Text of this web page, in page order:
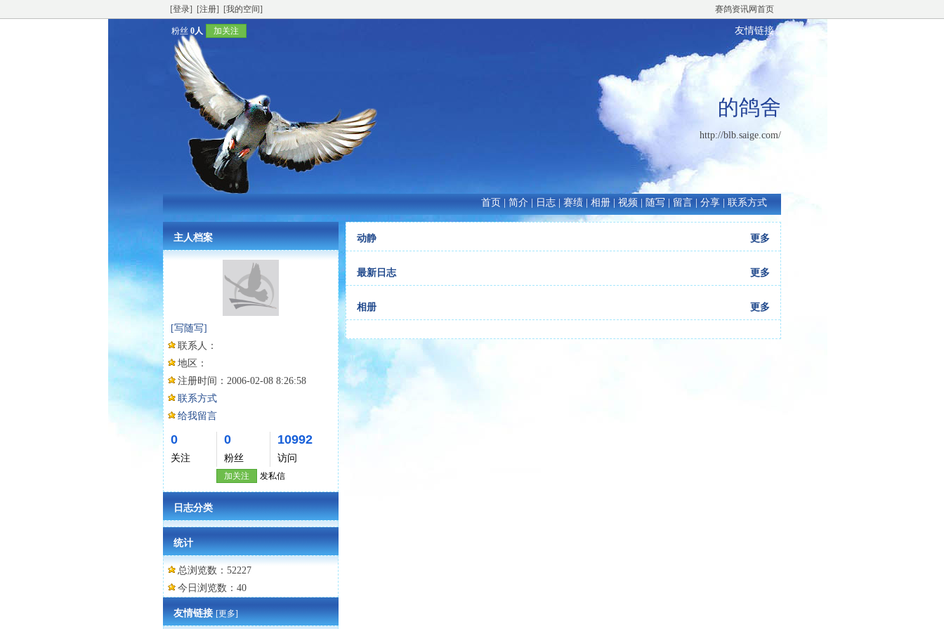
[登录] [注册] [我的空间] 赛鸽资讯网首页
粉丝 0人 加关注 友情链接
的鸽舍
http://blb.saige.com/
首页 简介 日志 赛绩 相册 视频 随写 留言 分享 联系方式
主人档案
[写随写]
联系人：
地区：
注册时间： 2006-02-08 8:26:58
联系方式
给我留言
0
关注
0
粉丝
10992
访问
加关注 发私信
日志分类
统计
总浏览数：52227
今日浏览数：40
友情链接[更多]
动静 更多
最新日志 更多
相册 更多